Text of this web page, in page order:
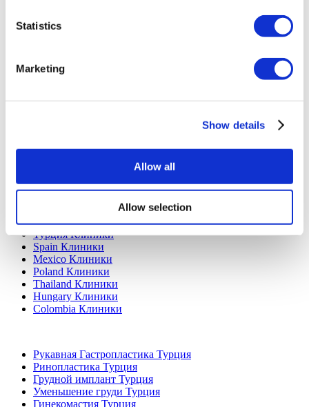
Statistics
Marketing
Show details
Allow all
Allow selection
Блог
Свяжитесь с нами
Популярные направления
Турция Клиники
Spain Клиники
Mexico Клиники
Poland Клиники
Thailand Клиники
Hungary Клиники
Colombia Клиники
Рукавная Гастропластика Турция
Ринопластика Турция
Грудной имплант Турция
Уменьшение груди Турция
Гинекомастия Турция